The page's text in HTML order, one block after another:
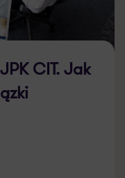
CIT. Jak